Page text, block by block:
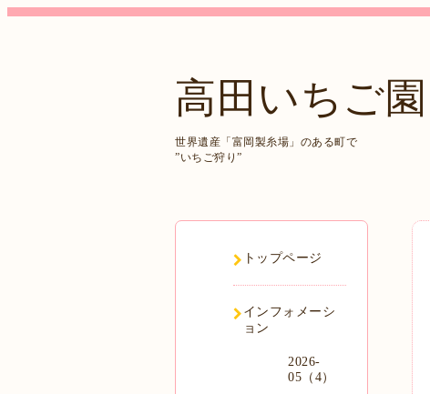
高田いちご園
世界遺産「富岡製糸場」のある町で
”いちご狩り”
トップページ
インフォメーシ
ョン
2026-
05（4）